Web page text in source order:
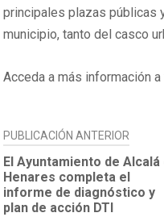
principales plazas públicas
municipio, tanto del casco
Acceda a más información
NAVEGACIÓN
DE
ENTRADAS
PUBLICACIÓN ANTERIOR
El Ayuntamiento de Alcalá
Henares completa el
informe de diagnóstico y
plan de acción DTI